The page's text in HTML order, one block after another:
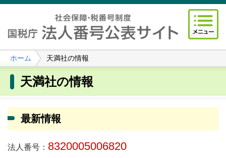
ホーム 天満社の情報
天満社の情報
最新情報
法人番号： 8320005006820